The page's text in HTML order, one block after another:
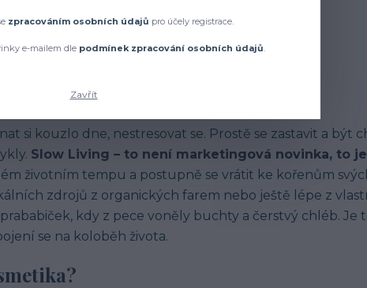
Blog Pod pokličkou Slow kosmetika
pokličkou
si kouzlo dne, nestresovat se. Prostě se zastavit a být
Slow Living – to není marketingová novinka, to
životním tempu a postupně se vrátit ke kořenům
zdrojů z organických farem nebo ještě lépe z
kdy z pece voněly buchty a čerstvý chléb. Je
se na koloběh života.
zpracováním osobních údajů pro účely registrace.
e-mailem dle podmínek zpracování osobních údajů.
Zavřít